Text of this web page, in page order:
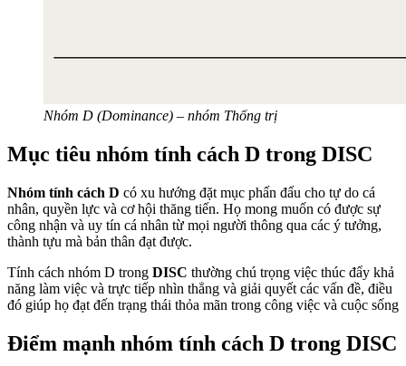
Nhóm D (Dominance) – nhóm Thống trị
Mục tiêu nhóm tính cách D trong DISC
Nhóm tính cách D có xu hướng đặt mục phấn đấu cho tự do cá
nhân, quyền lực và cơ hội thăng tiến. Họ mong muốn có được sự
công nhận và uy tín cá nhân từ mọi người thông qua các ý tưởng,
thành tựu mà bản thân đạt được.
Tính cách nhóm D trong DISC thường chú trọng việc thúc đẩy khả
năng làm việc và trực tiếp nhìn thẳng và giải quyết các vấn đề, điều
đó giúp họ đạt đến trạng thái thỏa mãn trong công việc và cuộc sống
Điểm mạnh nhóm tính cách D trong DISC